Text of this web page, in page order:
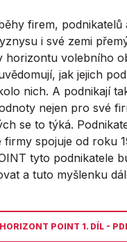
firem, podnikatelů
i své zemi
horizontu volebního
jak jejich
nich. A podnikají
nejen pro své
se to týká.
firmy spojuje od roku
tyto podnikatele
a tuto myšlenku
HORIZONT POINT 1. DÍL -